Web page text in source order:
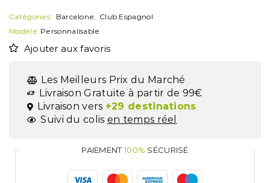
Catégories: Barcelone, Club Espagnol
Modèle: Personnalisable
Ajouter aux favoris
Les Meilleurs Prix du Marché
Livraison Gratuite à partir de 99€
Livraison vers +29 destinations
Suivi du colis en temps réel
PAIEMENT100% SÉCURISÉ